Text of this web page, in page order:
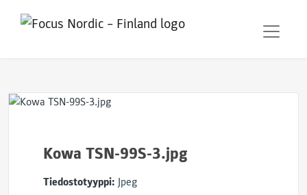
Kowa TSN-99S-3.jpg
Tiedostotyyppi: Jpeg